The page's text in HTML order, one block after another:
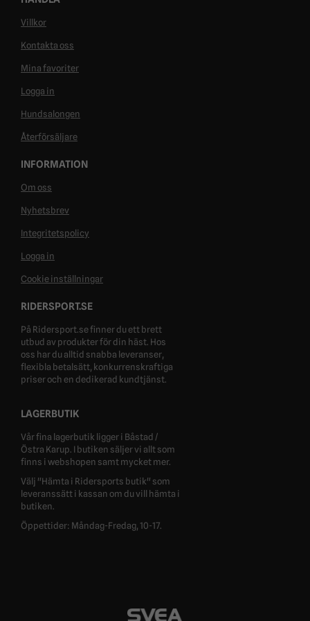
Villkor
Kontakta oss
Mina favoriter
Logga in
Hundsalongen
Återförsäljare
INFORMATION
Om oss
Nyhetsbrev
Integritetspolicy
Logga in
Cookie inställningar
RIDERSPORT.SE
På Ridersport.se finner du ett brett
utbud av produkter för din häst. Hos
oss har du alltid snabba leveranser,
flexibla betalsätt, konkurrenskraftiga
priser och en dedikerad kundtjänst.
LAGERBUTIK
Vår fina lagerbutik ligger i Båstad /
Östra Karup. I butiken säljer vi allt som
finns i webshopen samt mycket mer.
Välj "Hämta i Ridersports butik" som
leveranssätt i kassan om du vill hämta i
butiken.
Öppettider: Måndag-Fredag, 10-17.